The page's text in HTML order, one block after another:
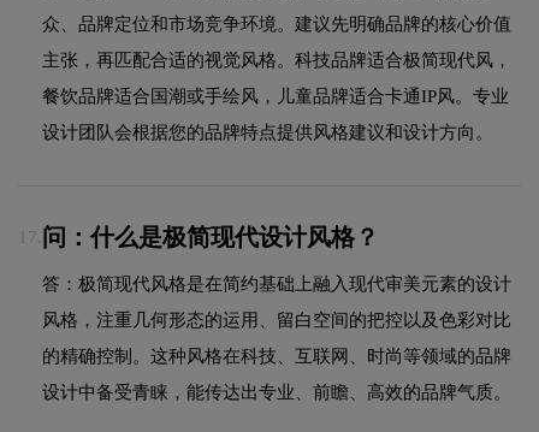
众、品牌定位和市场竞争环境。建议先明确品牌的核心价值
主张，再匹配合适的视觉风格。科技品牌适合极简现代风，
餐饮品牌适合国潮或手绘风，儿童品牌适合卡通IP风。专业
设计团队会根据您的品牌特点提供风格建议和设计方向。
17. 问：什么是极简现代设计风格？
答：极简现代风格是在简约基础上融入现代审美元素的设计
风格，注重几何形态的运用、留白空间的把控以及色彩对比
的精确控制。这种风格在科技、互联网、时尚等领域的品牌
设计中备受青睐，能传达出专业、前瞻、高效的品牌气质。